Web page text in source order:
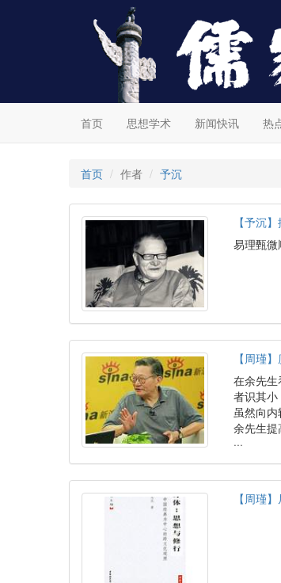
首页 思想学术 新闻快讯 热
首页 作者 予沉
【予沉
易理甄微
【周瑾
在余先
者识其
虽然向内
余先生提
···
【周瑾